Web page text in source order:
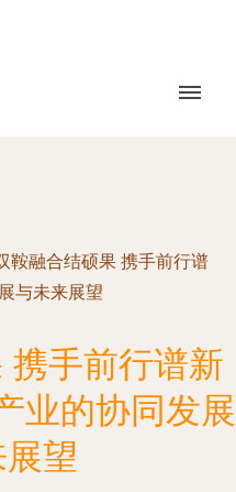
鞍融合结硕果 携手前行谱
与未来展望
携手前行谱新
的协同发展
望